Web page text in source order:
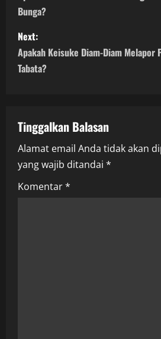
s
t
n
v
i
g
a
Bunga?
Next:
Apakah Keisuke Diam-Diam Melapor
Tabata?
Tinggalkan Balasan
Alamat email Anda tidak akan
yang wajib ditandai *
Komentar*